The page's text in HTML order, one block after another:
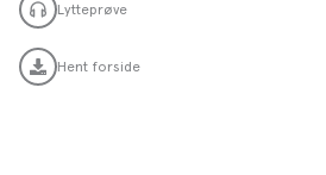
Lytteprøve
Hent forside